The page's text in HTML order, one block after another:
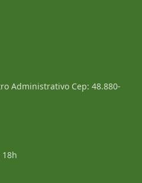
Administrativo Cep: 48.880-
18h